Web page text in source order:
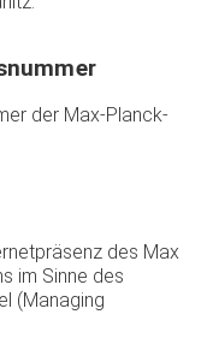
der Max-Planck-
des Max
im Sinne des
(Managing